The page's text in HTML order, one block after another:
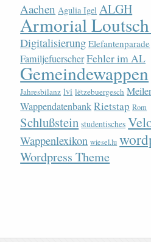
Aachen Agulia Igel ALGH
Armorial
Digitalisierung Elefantenparade
FamiljefuerscherFehler im AL
Gemeindewappen
Jahresbilanz lvi lëtzebuergesch
WappendatenbankRietstap Rom
Schlußstein studentisches
Wappenlexikon wiesel.lu
Wordpress Theme